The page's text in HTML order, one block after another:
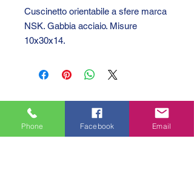
Cuscinetto orientabile a sfere marca
NSK. Gabbia acciaio. Misure
10x30x14.
Phone Facebook Email